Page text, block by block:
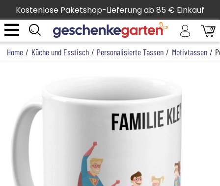
Kostenlose Paketshop-Lieferung ab 85 € Einkauf
Home / Küche und Esstisch / Personalisierte Tassen / Motivtassen /